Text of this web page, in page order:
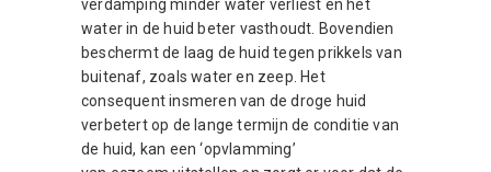
verdamping minder water verliest en het
water in de huid beter vasthoudt. Bovendien
beschermt de laag de huid tegen prikkels van
buitenaf, zoals water en zeep. Het
consequent insmeren van de droge huid
verbetert op de lange termijn de conditie van
de huid, kan een ‘opvlamming’